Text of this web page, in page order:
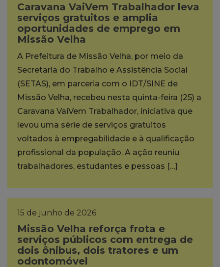
Caravana VaiVem Trabalhador leva
serviços gratuitos e amplia
oportunidades de emprego em
Missão Velha
A Prefeitura de Missão Velha, por meio da
Secretaria do Trabalho e Assistência Social
(SETAS), em parceria com o IDT/SINE de
Missão Velha, recebeu nesta quinta-feira (25) a
Caravana VaiVem Trabalhador, iniciativa que
levou uma série de serviços gratuitos
voltados à empregabilidade e à qualificação
profissional da população. A ação reuniu
trabalhadores, estudantes e pessoas […]
15 de junho de 2026
Missão Velha reforça frota e
serviços públicos com entrega de
dois ônibus, dois tratores e um
odontomóvel